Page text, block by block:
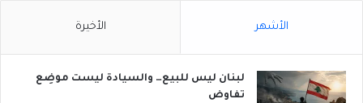
الأشهر الأخيرة
لبنان ليس للبيع… والسيادة ليست موضِع
تفاوض